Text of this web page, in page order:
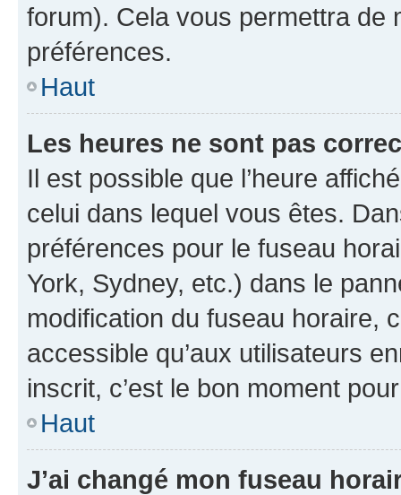
forum). Cela vous permettra de
préférences.
Haut
Les heures ne sont pas
Il est possible que l’heure
celui dans lequel vous êtes.
préférences pour le fuseau
York, Sydney, etc.) dans le
modification du fuseau horaire,
accessible qu’aux utilisateurs
inscrit, c’est le bon moment
Haut
J’ai changé mon fuseau